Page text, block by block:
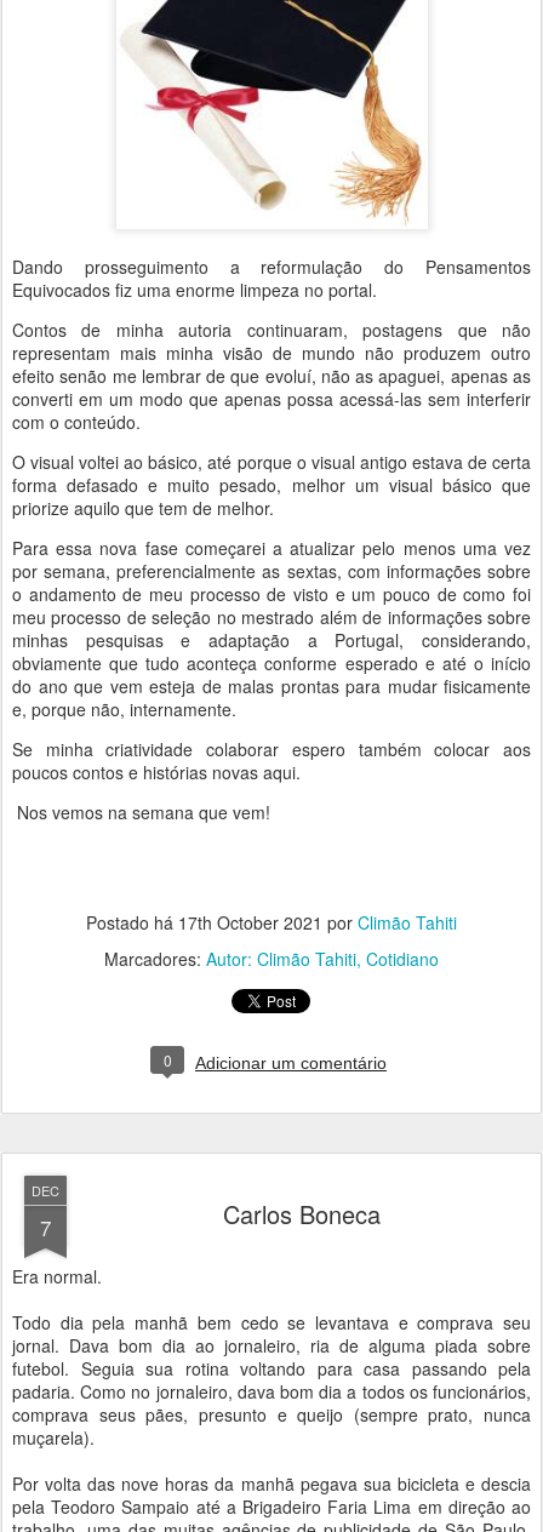
Dando prosseguimento a reformulação do Pensamentos
Equivocados fiz uma enorme limpeza no portal.
Contos de minha autoria continuaram, postagens que não
representam mais minha visão de mundo não produzem outro
efeito senão me lembrar de que evoluí, não as apaguei, apenas as
converti em um modo que apenas possa acessá-las sem interferir
com o conteúdo.
O visual voltei ao básico, até porque o visual antigo estava de certa
forma defasado e muito pesado, melhor um visual básico que
priorize aquilo que tem de melhor.
Para essa nova fase começarei a atualizar pelo menos uma vez
por semana, preferencialmente as sextas, com informações sobre
o andamento de meu processo de visto e um pouco de como foi
meu processo de seleção no mestrado além de informações sobre
minhas pesquisas e adaptação a Portugal, considerando,
obviamente que tudo aconteça conforme esperado e até o início
do ano que vem esteja de malas prontas para mudar fisicamente
e, porque não, internamente.
Se minha criatividade colaborar espero também colocar aos
poucos contos e histórias novas aqui.
Nos vemos na semana que vem!
Postado há 17th October 2021 por Climão Tahiti
Marcadores: Autor: Climão Tahiti Cotidiano
0 Adicionar um comentário
DEC
7 Carlos Boneca
Era normal.
Todo dia pela manhã bem cedo se levantava e comprava seu
jornal. Dava bom dia ao jornaleiro, ria de alguma piada sobre
futebol. Seguia sua rotina voltando para casa passando pela
padaria. Como no jornaleiro, dava bom dia a todos os funcionários,
comprava seus pães, presunto e queijo (sempre prato, nunca
muçarela).
Por volta das nove horas da manhã pegava sua bicicleta e descia
pela Teodoro Sampaio até a Brigadeiro Faria Lima em direção ao